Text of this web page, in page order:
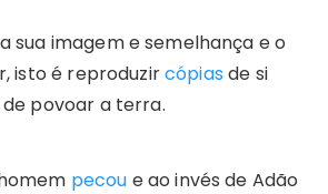
sua imagem e semelhança e o
isto é reproduzircópias de si
povoar a terra.
pecou e ao invés de Adão